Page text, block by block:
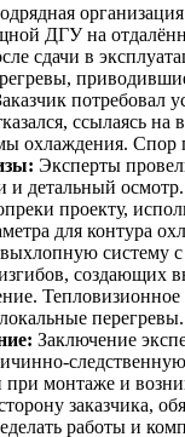
ДГУ на
сдачи в
потребовал
ссылаясь на
охлаждения. Спор
Эксперты
и детальный
проекту,
для контура
систему
создающих
Тепловизионное
перегревы.
Заключение
монтаже и
заказчика,
работы и